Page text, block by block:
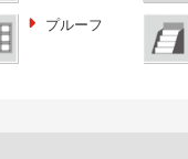
プルーフ